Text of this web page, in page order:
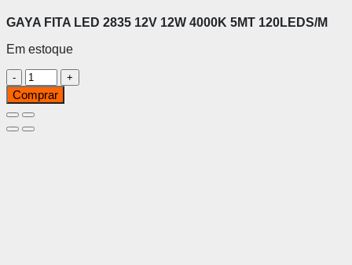
GAYA FITA LED 2835 12V 12W 4000K 5MT 120LEDS/M
Em estoque
GAYA
FITA
LED
2835
12V
Comprar